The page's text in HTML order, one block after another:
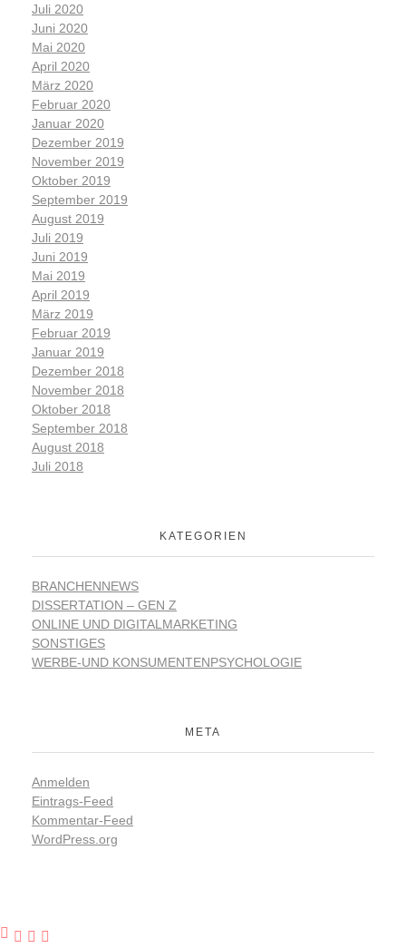
Juli 2020
Juni 2020
Mai 2020
April 2020
März 2020
Februar 2020
Januar 2020
Dezember 2019
November 2019
Oktober 2019
September 2019
August 2019
Juli 2019
Juni 2019
Mai 2019
April 2019
März 2019
Februar 2019
Januar 2019
Dezember 2018
November 2018
Oktober 2018
September 2018
August 2018
Juli 2018
KATEGORIEN
BRANCHENNEWS
DISSERTATION – GEN Z
ONLINE UND DIGITALMARKETING
SONSTIGES
WERBE-UND KONSUMENTENPSYCHOLOGIE
META
Anmelden
Eintrags-Feed
Kommentar-Feed
WordPress.org